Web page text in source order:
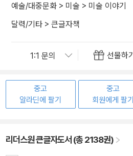
예술/대중문화 > 미술 > 미술 이야기
달력/기타 > 큰글자책
선물하기
중고
알라딘에 팔기
중고
회원에게 팔기
리더스원 큰글자도서 (총 2138권)